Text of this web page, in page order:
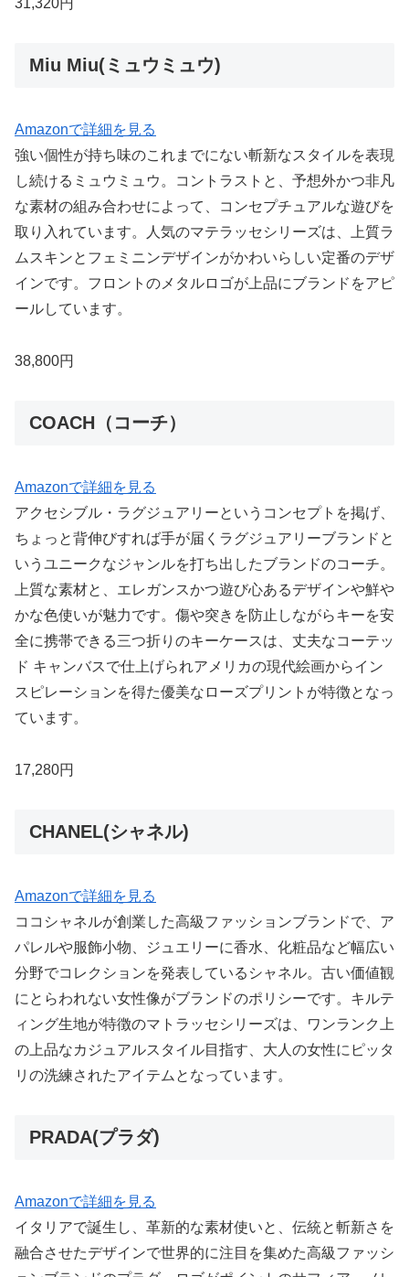
31,320円
Miu Miu(ミュウミュウ)
Amazonで詳細を見る
強い個性が持ち味のこれまでにない斬新なスタイルを表現
し続けるミュウミュウ。コントラストと、予想外かつ非凡
な素材の組み合わせによって、コンセプチュアルな遊びを
取り入れています。人気のマテラッセシリーズは、上質ラ
ムスキンとフェミニンデザインがかわいらしい定番のデザ
インです。フロントのメタルロゴが上品にブランドをアピ
ールしています。
38,800円
COACH（コーチ）
Amazonで詳細を見る
アクセシブル・ラグジュアリーというコンセプトを掲げ、
ちょっと背伸びすれば手が届くラグジュアリーブランドと
いうユニークなジャンルを打ち出したブランドのコーチ。
上質な素材と、エレガンスかつ遊び心あるデザインや鮮や
かな色使いが魅力です。傷や突きを防止しながらキーを安
全に携帯できる三つ折りのキーケースは、丈夫なコーテッ
ド キャンバスで仕上げられアメリカの現代絵画からイン
スピレーションを得た優美なローズプリントが特徴となっ
ています。
17,280円
CHANEL(シャネル)
Amazonで詳細を見る
ココシャネルが創業した高級ファッションブランドで、ア
パレルや服飾小物、ジュエリーに香水、化粧品など幅広い
分野でコレクションを発表しているシャネル。古い価値観
にとらわれない女性像がブランドのポリシーです。キルテ
ィング生地が特徴のマトラッセシリーズは、ワンランク上
の上品なカジュアルスタイル目指す、大人の女性にピッタ
リの洗練されたアイテムとなっています。
PRADA(プラダ)
Amazonで詳細を見る
イタリアで誕生し、革新的な素材使いと、伝統と斬新さを
融合させたデザインで世界的に注目を集めた高級ファッシ